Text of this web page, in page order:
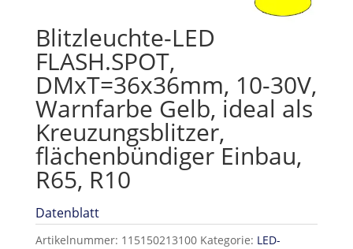
Blitzleuchte-LED
FLASH.SPOT,
DMxT=36x36mm, 10-30V,
Warnfarbe Gelb, ideal als
Kreuzungsblitzer,
flächenbündiger Einbau,
R65, R10
Datenblatt
Artikelnummer: 115150213100 Kategorie: LED-